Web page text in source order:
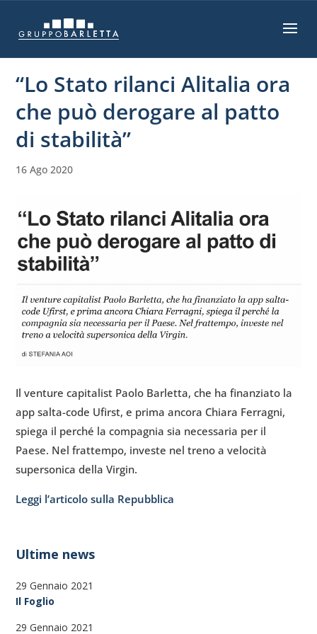
“Lo Stato rilanci Alitalia ora
che può derogare al patto
di stabilità”
16 Ago 2020
Il venture capitalist Paolo Barletta, che ha finanziato la
app salta-code Ufirst, e prima ancora Chiara Ferragni,
spiega il perché la compagnia sia necessaria per il
Paese. Nel frattempo, investe nel treno a velocità
supersonica della Virgin.
Leggi l’articolo sulla Repubblica
Ultime news
Il Foglio
29 Gennaio 2021
29 Gennaio 2021